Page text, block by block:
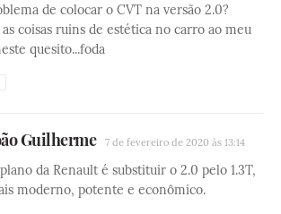
de colocar o CVT na versão 2.0?
coisas ruins de estética no carro ao meu
quesito...foda
Guilherme 7 de fevereiro de 2020 às 13:14
da Renault é substituir o 2.0 pelo 1.3T,
moderno, potente e econômico.